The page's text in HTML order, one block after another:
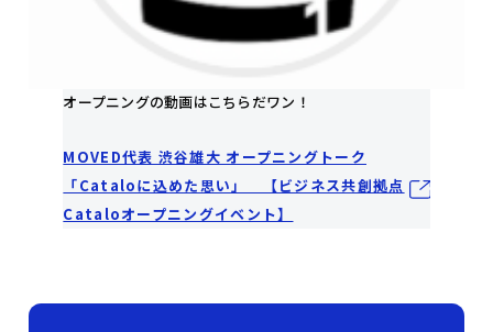
オープニングの動画はこちらだワン！
MOVED代表 渋谷雄大 オープニングトーク
「Cataloに込めた思い」 【ビジネス共創拠点
Cataloオープニングイベント】